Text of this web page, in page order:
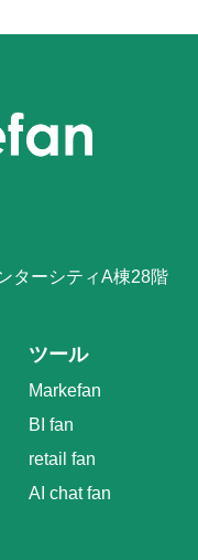
ターシティA棟28階
ツール
Markefan
BI fan
retail fan
AI chat fan